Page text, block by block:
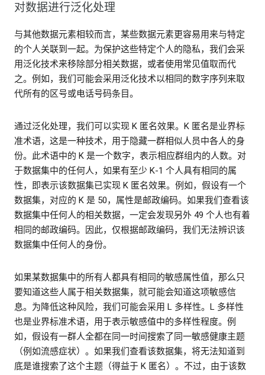
对数据进行泛化处理
与其他数据元素相较而言，某些数据元素更容易用来与特定
的个人关联到一起。为保护这些特定个人的隐私，我们会采
用泛化技术来移除部分相关数据，或者使用常见值取而代
之。例如，我们可能会采用泛化技术以相同的数字序列来取
代所有的区号或电话号码条目。
通过泛化处理，我们可以实现 K 匿名效果。K 匿名是业界标
准术语，这是一种技术，用于隐藏一群相似人员中各人的身
份。此术语中的 K 是一个数字，表示相应群组内的人数。对
于数据集中的任何人，如果有至少 K-1 个人具有相同的属
性，即表示该数据集已实现 K 匿名效果。例如，假设有一个
数据集，对应的 K 是 50，属性是邮政编码。如果我们查看该
数据集中任何人的相关数据，一定会发现另外 49 个人也有着
相同的邮政编码。因此，仅根据邮政编码，我们无法辨识该
数据集中任何人的身份。
如果某数据集中的所有人都具有相同的敏感属性值，那么只
要知道这些人属于相关数据集，就可能会知道这项敏感信
息。为降低这种风险，我们可能会采用 L 多样性。L 多样性
也是业界标准术语，用于表示敏感值中的多样性程度。例
如，假设有一群人全都在同一时间搜索了同一敏感健康主题
（例如流感症状）。如果我们查看该数据集，将无法知道到
底是谁搜索了这个主题（得益于 K 匿名）。不过，由于该数